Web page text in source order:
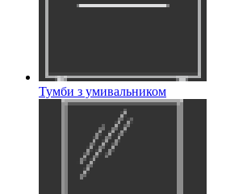
Тумби з умивальником